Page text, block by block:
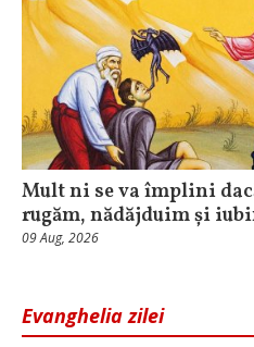
Mult ni se va împlini
rugăm, nădăjduim și
09 Aug, 2026
Evanghelia zilei